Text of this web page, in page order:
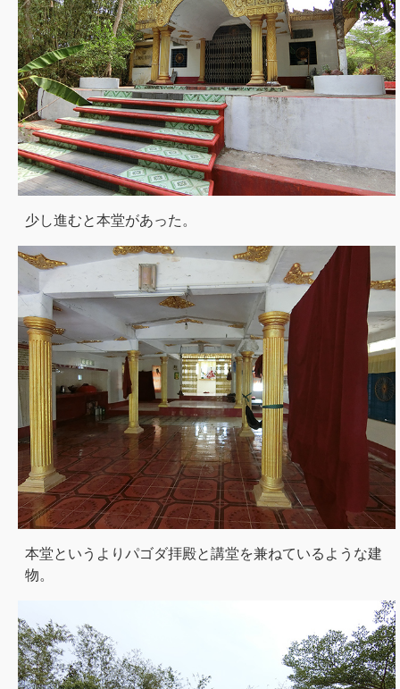
少し進むと本堂があった。
本堂というよりパゴダ拝殿と講堂を兼ねているような建
物。